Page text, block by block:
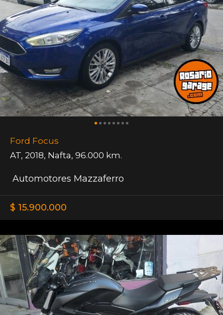
Ford Focus
AT, 2018, Nafta, 96.000 km.
Automotores Mazzaferro
$ 15.900.000